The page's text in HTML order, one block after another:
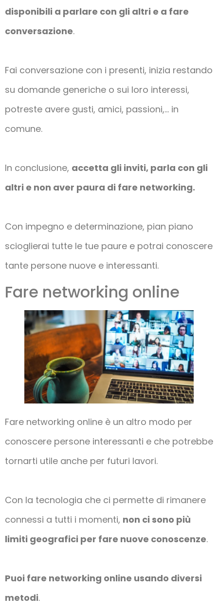
disponibili a parlare con gli altri e a fare
conversazione.
Fai conversazione con i presenti, inizia restando
su domande generiche o sui loro interessi,
potreste avere gusti, amici, passioni,… in
comune.
In conclusione, accetta gli inviti, parla con gli
altri e non aver paura di fare networking.
Con impegno e determinazione, pian piano
scioglierai tutte le tue paure e potrai conoscere
tante persone nuove e interessanti.
Fare networking online
Fare networking online è un altro modo per
conoscere persone interessanti e che potrebbe
tornarti utile anche per futuri lavori.
Con la tecnologia che ci permette di rimanere
connessi a tutti i momenti, non ci sono più
limiti geografici per fare nuove conoscenze.
Puoi fare networking online usando diversi
metodi.